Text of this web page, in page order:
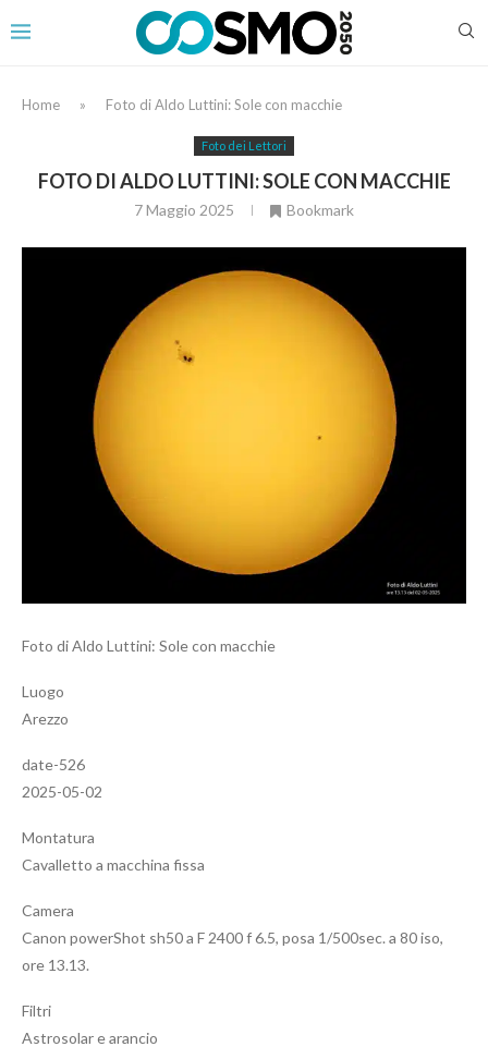
Home » Foto di Aldo Luttini: Sole con macchie
Foto dei Lettori
FOTO DI ALDO LUTTINI: SOLE CON MACCHIE
7 Maggio 2025 Bookmark
Foto di Aldo Luttini: Sole con macchie
Luogo
Arezzo
date-526
2025-05-02
Montatura
Cavalletto a macchina fissa
Camera
Canon powerShot sh50 a F 2400 f 6.5, posa 1/500sec. a 80 iso,
ore 13.13.
Filtri
Astrosolar e arancio